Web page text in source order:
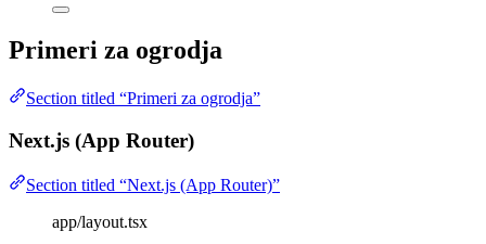
Primeri za ogrodja
Section titled “Primeri za ogrodja”
Next.js (App Router)
Section titled “Next.js (App Router)”
app/layout.tsx